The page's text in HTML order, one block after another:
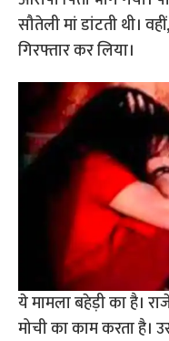
सौतेली मां डांटती थी।
गिरफ्तार कर लिया।
ये मामला बहेड़ी का है।
मोची का काम करता है।